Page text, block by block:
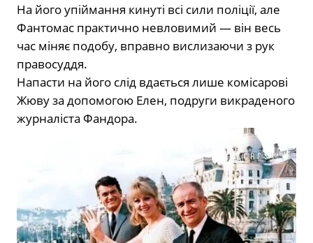
На його упіймання кинуті всі сили поліції, але
Фантомас практично невловимий — він весь
час міняє подобу, вправно вислизаючи з рук
правосуддя.
Напасти на його слід вдається лише комісарові
Жюву за допомогою Елен, подруги викраденого
журналіста Фандора.